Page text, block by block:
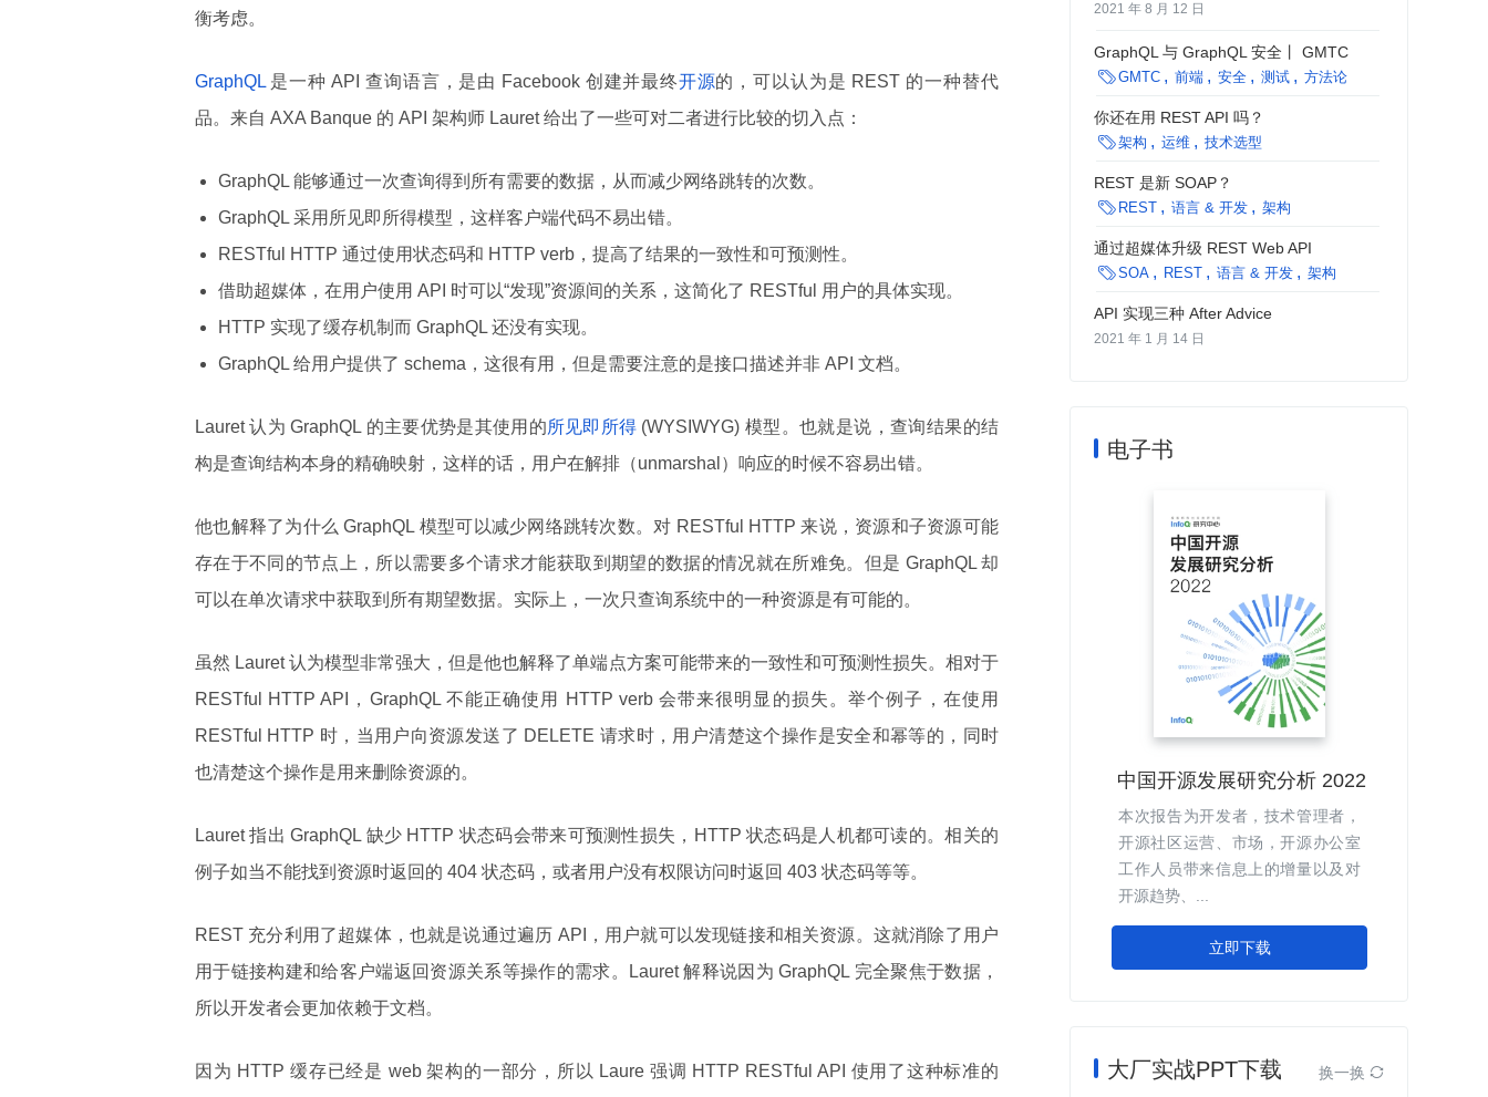
衡考虑。
GraphQL 是一种 API 查询语言，是由 Facebook 创建并最终开源的，可以认为是 REST 的一种替代
品。来自 AXA Banque 的 API 架构师 Lauret 给出了一些可对二者进行比较的切入点：
GraphQL 能够通过一次查询得到所有需要的数据，从而减少网络跳转的次数。
GraphQL 采用所见即所得模型，这样客户端代码不易出错。
RESTful HTTP 通过使用状态码和 HTTP verb，提高了结果的一致性和可预测性。
借助超媒体，在用户使用 API 时可以“发现”资源间的关系，这简化了 RESTful 用户的具体实现。
HTTP 实现了缓存机制而 GraphQL 还没有实现。
GraphQL 给用户提供了 schema，这很有用，但是需要注意的是接口描述并非 API 文档。
Lauret 认为 GraphQL 的主要优势是其使用的所见即所得 (WYSIWYG) 模型。也就是说，查询结果的结
构是查询结构本身的精确映射，这样的话，用户在解排（unmarshal）响应的时候不容易出错。
他也解释了为什么 GraphQL 模型可以减少网络跳转次数。对 RESTful HTTP 来说，资源和子资源可能
存在于不同的节点上，所以需要多个请求才能获取到期望的数据的情况就在所难免。但是 GraphQL 却
可以在单次请求中获取到所有期望数据。实际上，一次只查询系统中的一种资源是有可能的。
虽然 Lauret 认为模型非常强大，但是他也解释了单端点方案可能带来的一致性和可预测性损失。相对于
RESTful HTTP API，GraphQL 不能正确使用 HTTP verb 会带来很明显的损失。举个例子，在使用
RESTful HTTP 时，当用户向资源发送了 DELETE 请求时，用户清楚这个操作是安全和幂等的，同时
也清楚这个操作是用来删除资源的。
Lauret 指出 GraphQL 缺少 HTTP 状态码会带来可预测性损失，HTTP 状态码是人机都可读的。相关的
例子如当不能找到资源时返回的 404 状态码，或者用户没有权限访问时返回 403 状态码等等。
REST 充分利用了超媒体，也就是说通过遍历 API，用户就可以发现链接和相关资源。这就消除了用户
用于链接构建和给客户端返回资源关系等操作的需求。Lauret 解释说因为 GraphQL 完全聚焦于数据，
所以开发者会更加依赖于文档。
因为 HTTP 缓存已经是 web 架构的一部分，所以 Laure 强调 HTTP RESTful API 使用了这种标准的
2021 年 8 月 12 日
GraphQL 与 GraphQL 安全丨 GMTC
GMTC 前端 安全 测试 方法论
你还在用 REST API 吗？
架构 运维 技术选型
REST 是新 SOAP？
 REST 语言 & 开发 架构
通过超媒体升级 REST Web API
SOA REST 语言 & 开发 架构
API 实现三种 After Advice
2021 年 1 月 14 日
电子书
中国开源发展研究分析 2022
本次报告为开发者，技术管理者，
开源社区运营、市场，开源办公室
工作人员带来信息上的增量以及对
开源趋势、...
立即下载
大厂实战PPT下载 换一换 